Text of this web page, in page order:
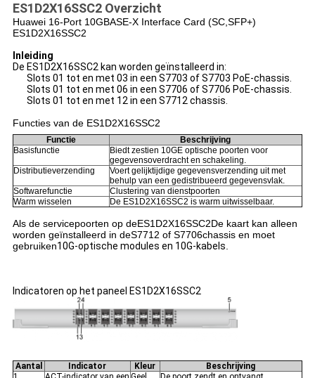
ES1D2X16SSC2 Overzicht
Huawei 16-Port 10GBASE-X Interface Card (SC,SFP+)
ES1D2X16SSC2
Inleiding
De ES1D2X16SSC2 kan worden geïnstalleerd in:
Slots 01 tot en met 03 in een S7703 of S7703 PoE-chassis.
Slots 01 tot en met 06 in een S7706 of S7706 PoE-chassis.
Slots 01 tot en met 12 in een S7712 chassis.
Functies van de ES1D2X16SSC2
Functie
Beschrijving
Basisfunctie
Biedt zestien 10GE optische poorten voor
gegevensoverdracht en schakeling.
Distributieverzending
Voert gelijktijdige gegevensverzending uit met
behulp van een gedistribueerd gegevensvlak.
Softwarefunctie
Clustering van dienstpoorten
Warm wisselen
De ES1D2X16SSC2 is warm uitwisselbaar.
Als de servicepoorten op deES1D2X16SSC2De kaart kan alleen
worden geïnstalleerd in deS7712 of S7706chassis en moet
gebruiken10G-optische modules en 10G-kabels.
Indicatoren op het paneel ES1D2X16SSC2
Aantal Indicator Kleur
Beschrijving